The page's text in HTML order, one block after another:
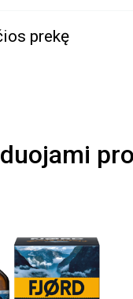
prekę